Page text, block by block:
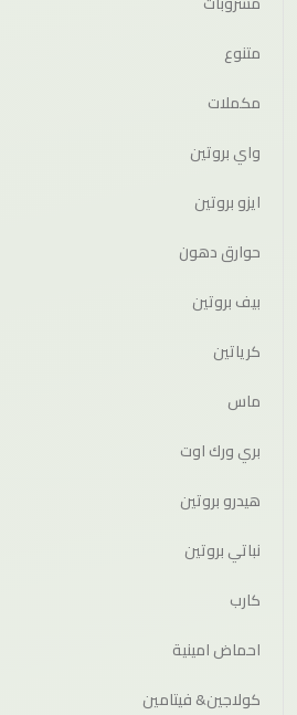
متنوع
مكملات
واي بروتين
ايزو بروتين
حوارق دهون
بيف بروتين
كرياتين
ماس
بري ورك اوت
هيدرو بروتين
نباتي بروتين
كارب
احماض امينية
كولاجين& فيتامين